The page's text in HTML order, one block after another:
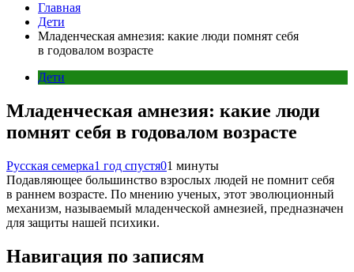
Главная
Дети
Младенческая амнезия: какие люди помнят себя
в годовалом возрасте
Дети
Младенческая амнезия: какие люди
помнят себя в годовалом возрасте
Русская семерка1 год спустя01 минуты
Подавляющее большинство взрослых людей не помнит себя
в раннем возрасте. По мнению ученых, этот эволюционный
механизм, называемый младенческой амнезией, предназначен
для защиты нашей психики.
Навигация по записям